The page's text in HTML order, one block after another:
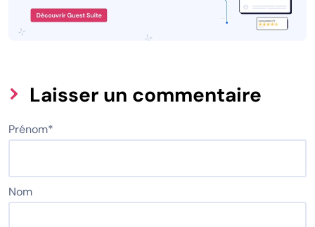
Laisser un commentaire
Prénom*
Nom